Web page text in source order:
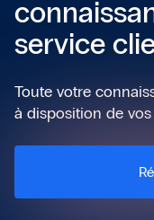
service
Toute votre
à disposition de